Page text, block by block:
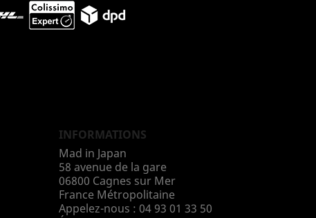
INFORMATIONS
Mad in Japan
58 avenue de la gare
06800 Cagnes sur Mer
France Métropolitaine
Appelez-nous : 04 93 01 33 50